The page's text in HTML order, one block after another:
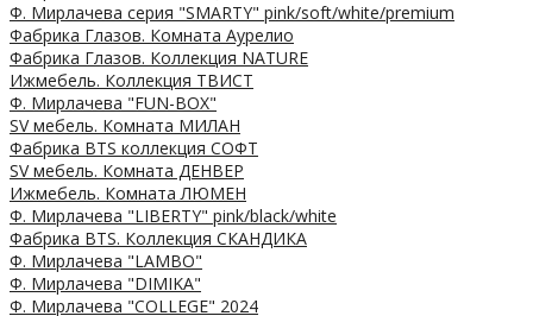
Ф. Мирлачева серия "SMARTY" pink/soft/white/premium
Фабрика Глазов. Комната Аурелио
Фабрика Глазов. Коллекция NATURE
Ижмебель. Коллекция ТВИСТ
Ф. Мирлачева "FUN-BOX"
SV мебель. Комната МИЛАН
Фабрика BTS коллекция СОФТ
SV мебель. Комната ДЕНВЕР
Ижмебель. Комната ЛЮМЕН
Ф. Мирлачева "LIBERTY" pink/black/white
Фабрика BTS. Коллекция СКАНДИКА
Ф. Мирлачева "LAMBO"
Ф. Мирлачева "DIMIKA"
Ф. Мирлачева "COLLEGE" 2024